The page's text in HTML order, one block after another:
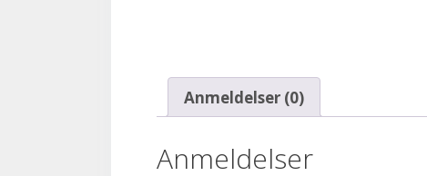
Anmeldelser (0)
Anmeldelser